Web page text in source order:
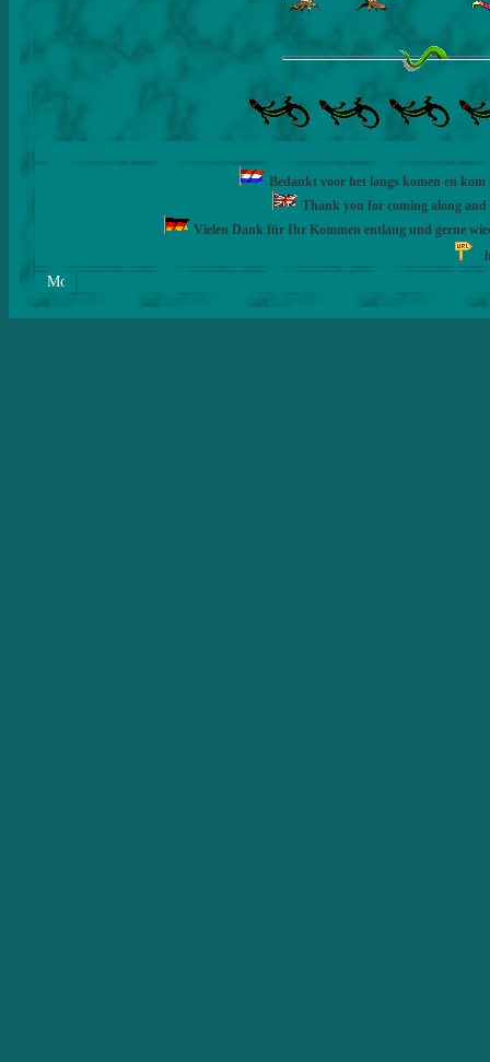
Bedankt voor het langs komen en
Thank you for coming along and
Vielen Dank für Ihr Kommen entlang und gerne